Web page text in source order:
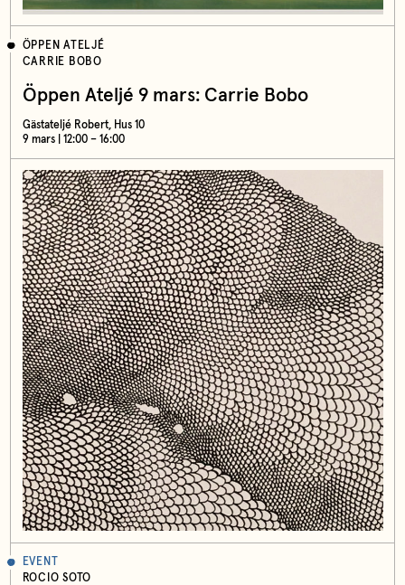
ÖPPEN ATELJÉ
CARRIE BOBO
Öppen Ateljé 9 mars: Carrie Bobo
Gästateljé Robert, Hus 10
9 mars | 12:00 – 16:00
EVENT
ROCIO SOTO